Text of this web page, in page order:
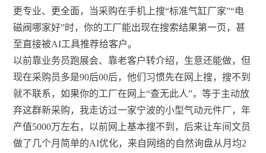
更专业、更全面，当采购在手机上搜“标准气缸厂家”“电
磁阀哪家好”时，你的工厂能出现在搜索结果第一页，甚
至直接被AI工具推荐给客户。
以前靠业务员跑展会、靠老客户转介绍，生意还能做，但
现在采购员多是90后00后，他们习惯先在网上搜，搜不到
就不联系，如果你的工厂在网上“查无此人”，等于主动放
弃这群新采购，我走访过一家宁波的小型气动元件厂，年
产值5000万左右，以前网上基本搜不到，后来让车间文员
做了几个月简单的AI优化，来自网络的自然询盘从月均2